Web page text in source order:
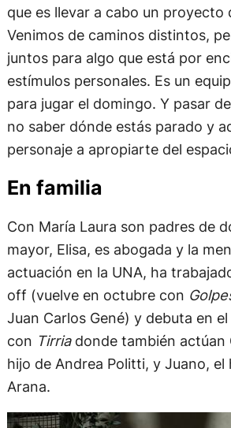
que es llevar a cabo un proyecto
Venimos de caminos distintos,
juntos para algo que está por
estímulos personales. Es un
para jugar el domingo. Y pasar
no saber dónde estás parado y
personaje a apropiarte del
En familia
Con María Laura son padres de
mayor, Elisa, es abogada y la
actuación en la UNA, ha
off (vuelve en octubre con
Juan Carlos Gené) y debuta en
con Tirriadonde también actúan
hijo de Andrea Politti, y Juano, el
Arana.